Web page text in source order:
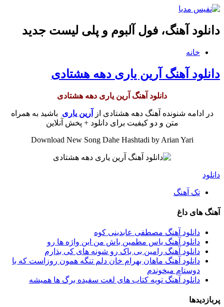
دانلود آهنگ، فول آلبوم و پلی لیست جدید
خانه
دانلود آهنگ آرین یاری دهه هشتادی
دانلود آهنگ آرین یاری دهه هشتادی
در ادامه شنونده آهنگ دهه هشتادی از آرین یاری باشید به همراه
متن و دو کیفیت برای دانلود + پخش آنلاین
Download New Song Dahe Hashtadi by Arian Yari
دانلود
تک آهنگ
آهنگ های داغ
دانلود آهنگ مصطفی عابدینی کوه
دانلود آهنگ یاس مطمین باش من این واژه ها رو
دانلود آهنگ رامین بی باک رو شونه های کی بذارم
دانلود آهنگ ماهان بهرام خان دلم تنگه همون روزاست که با
دوستام میخوندم
دانلود آهنگ تویه کتاب های لغت سفیده برگ ها همیشه
پربازدیدها